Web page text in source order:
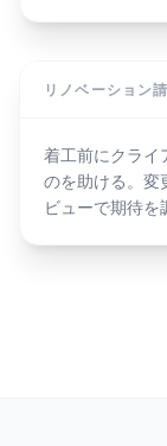
リノベーション
着工前にクライ
のを助ける。変
ビューで期待を